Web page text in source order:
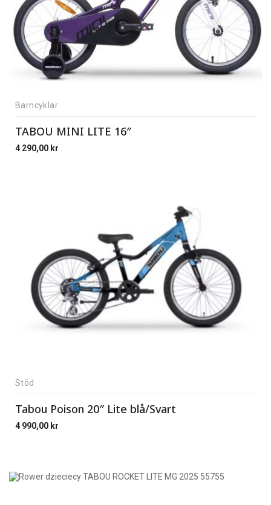
Barncyklar
TABOU MINI LITE 16″
4 290,00 kr
Stöd
Tabou Poison 20″ Lite blå/Svart
4 990,00 kr